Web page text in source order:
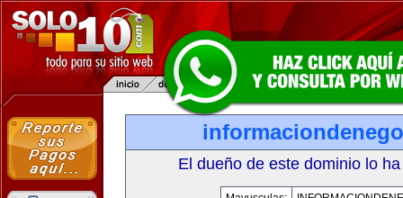
El dueño de este dominio lo